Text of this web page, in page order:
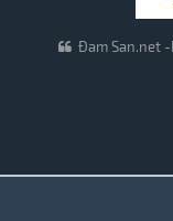
Đam San.net -